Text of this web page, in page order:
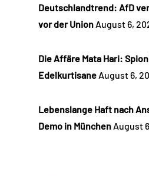
Deutschlandtrend: AfD
vor der Union August 6,
Die Affäre Mata Hari:
Edelkurtisane August 6,
Lebenslange Haft nach
Demo in München August